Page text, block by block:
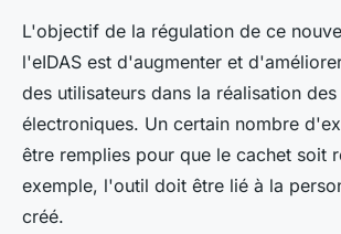
L'objectif de la régulation de ce
l'eIDAS est d'augmenter et
des utilisateurs dans la réalisation
électroniques. Un certain nombre
être remplies pour que le cachet soit
exemple, l'outil doit être lié à la
créé.